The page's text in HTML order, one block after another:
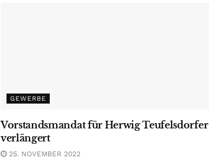
GEWERBE
Vorstandsmandat für Herwig Teufelsdorfer
verlängert
25. NOVEMBER 2022